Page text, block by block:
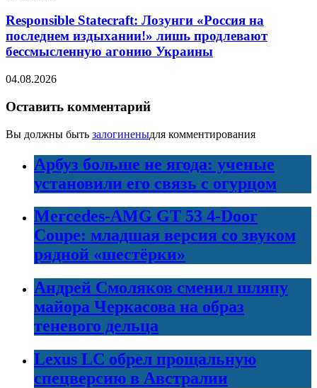
Responsible Statecraft: Лозунги «Россия на
последнем издыхании!» лишь продлевают
бессмысленную агонию Украины
04.08.2026
Оставить комментарий
Вы должны быть залогиненыдля комментирования
Арбуз больше не ягода: ученые
установили его связь с огурцом
Mercedes-AMG GT 53 4-Door
Coupe: младшая версия со звуком
рядной «шестёрки»
Андрей Смоляков сменил шляпу
майора Черкасова на образ
теневого дельца
Lexus LC обрел прощальную
спецверсию в Австралии